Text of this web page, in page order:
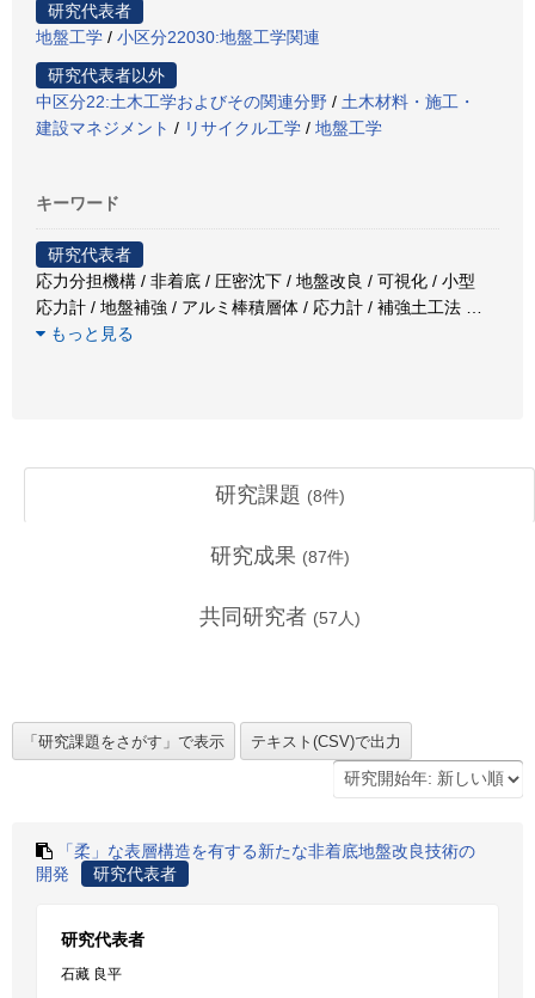
研究代表者
地盤工学 / 小区分22030:地盤工学関連
研究代表者以外
中区分22:土木工学およびその関連分野 / 土木材料・施工・
建設マネジメント / リサイクル工学 / 地盤工学
キーワード
研究代表者
応力分担機構 / 非着底 / 圧密沈下 / 地盤改良 / 可視化 / 小型
応力計 / 地盤補強 / アルミ棒積層体 / 応力計 / 補強土工法
もっと見る
研究課題 (8件)
研究成果 (87件)
共同研究者 (57 人)
「柔」な表層構造を有する新たな非着底地盤改良技術の
開発
研究代表者
研究代表者
石藏 良平